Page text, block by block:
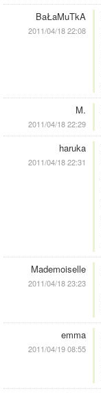
BaŁaMuTkA
2011/04/18 22:08
M.
2011/04/18 22:29
haruka
2011/04/18 22:31
Mademoiselle
2011/04/18 23:23
emma
2011/04/19 08:55